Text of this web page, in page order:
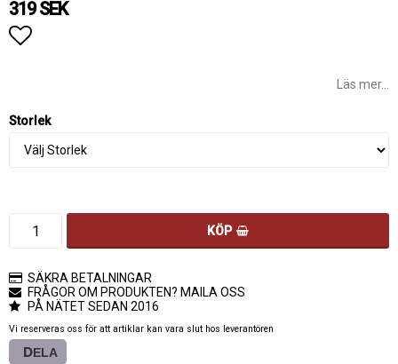
319 SEK
Läs mer...
Storlek
KÖP
SÄKRA BETALNINGAR
FRÅGOR OM PRODUKTEN? MAILA OSS
PÅ NÄTET SEDAN 2016
Vi reserveras oss för att artiklar kan vara slut hos leverantören
DELA